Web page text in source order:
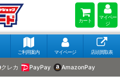
カート
マイペー
ジ
ご利用案内 マイページ 店頭買取表
クレカ PayPay AmazonPay